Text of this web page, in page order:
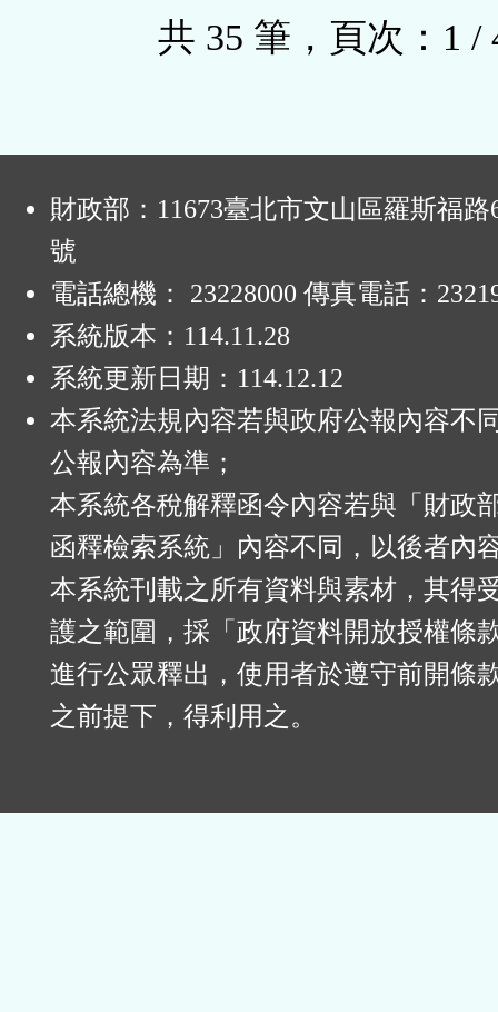
共 35 筆，頁次：1 /
財政部：11673臺北市文山區羅斯福路
號
電話總機： 23228000 傳真電話：
系統版本： 114.11.28
系統更新日期： 114.12.12
本系統法規內容若與政府公報內容不
公報內容為準；
本系統各稅解釋函令內容若與「財政
函釋檢索系統」內容不同，以後者內
本系統刊載之所有資料與素材，其得
護之範圍，採「政府資料開放授權條
進行公眾釋出，使用者於遵守前開條
之前提下，得利用之。